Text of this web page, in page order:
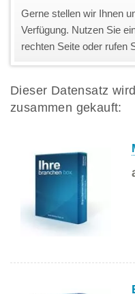
Gerne stellen wir Ihnen
Verfügung. Nutzen Sie
rechten Seite oder rufen
Dieser Datensatz
zusammen gekauft: